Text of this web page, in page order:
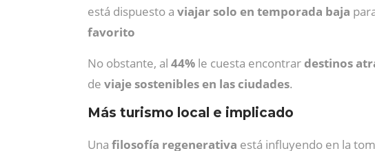
está dispuesto a viajar solo en temporada baja
favorito
No obstante, al 44% le cuesta encontrar destinos
de viaje sostenibles en las ciudades.
Más turismo local e implicado
Una filosofía regenerativa está influyendo en la